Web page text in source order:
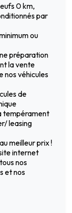
0 km,
par
ou
préparation
la vente
nos véhicules
de
tempérament
leasing
meilleur prix !
internet
nos
et nos